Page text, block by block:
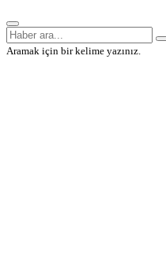
Aramak için bir kelime yazınız.